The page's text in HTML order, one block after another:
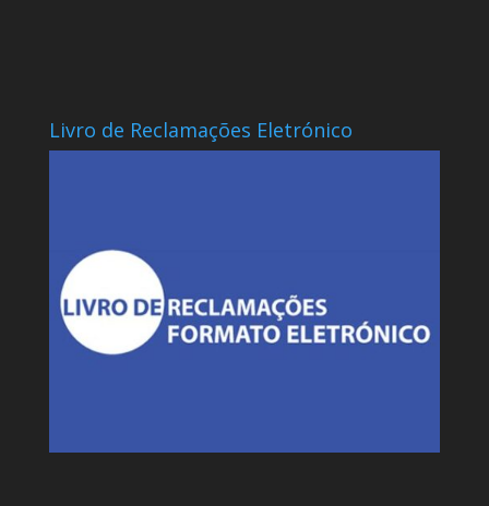
Livro de Reclamações Eletrónico